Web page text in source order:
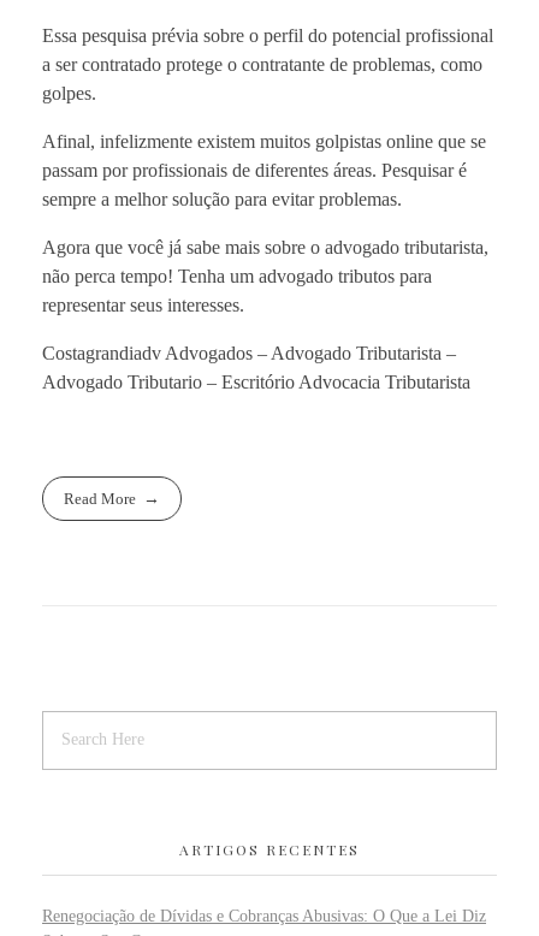
Essa pesquisa prévia sobre o perfil do potencial profissional
a ser contratado protege o contratante de problemas, como
golpes.
Afinal, infelizmente existem muitos golpistas online que se
passam por profissionais de diferentes áreas. Pesquisar é
sempre a melhor solução para evitar problemas.
Agora que você já sabe mais sobre o advogado tributarista,
não perca tempo! Tenha um advogado tributos para
representar seus interesses.
Costagrandiadv Advogados – Advogado Tributarista –
Advogado Tributario – Escritório Advocacia Tributarista
Read More
ARTIGOS RECENTES
Renegociação de Dívidas e Cobranças Abusivas: O Que a Lei Diz